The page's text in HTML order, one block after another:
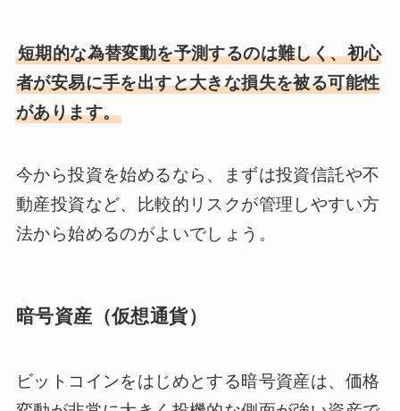
短期的な為替変動を予測するのは難しく、初心
者が安易に手を出すと大きな損失を被る可能性
があります。
今から投資を始めるなら、まずは投資信託や不
動産投資など、比較的リスクが管理しやすい方
法から始めるのがよいでしょう。
暗号資産（仮想通貨）
ビットコインをはじめとする暗号資産は、価格